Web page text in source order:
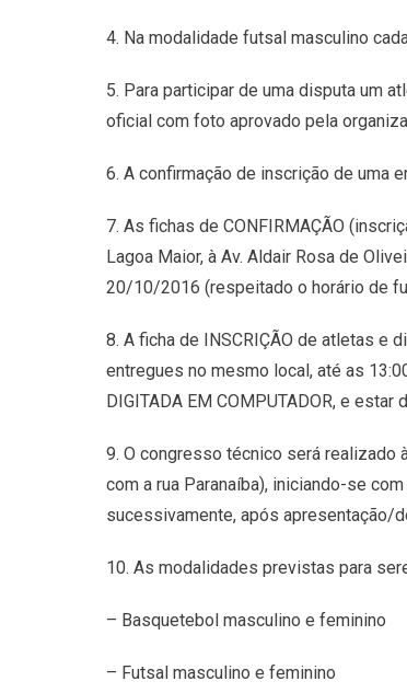
4. Na modalidade futsal masculino
5. Para participar de uma disputa um
oficial com foto aprovado pela
6. A confirmação de inscrição de uma
7. As fichas de CONFIRMAÇÃO
Lagoa Maior, à Av. Aldair Rosa de
20/10/2016 (respeitado o horário de
8. A ficha de INSCRIÇÃO de atletas e
entregues no mesmo local, até as
DIGITADA EM COMPUTADOR, e
9. O congresso técnico será realizado
com a rua Paranaíba), iniciando-se
sucessivamente, após apresentação/
10. As modalidades previstas para
– Basquetebol masculino e feminino
– Futsal masculino e feminino